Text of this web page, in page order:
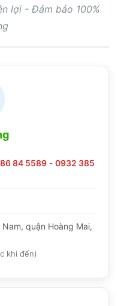
lợi - Đảm bảo 100%
84 5589 - 0932 385
quận Hoàng Mai,
khi đến)